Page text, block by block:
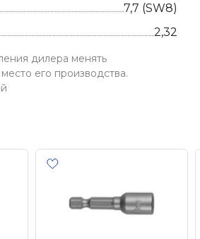
7,7 (SW8)
2,32
дилера менять
его производства.